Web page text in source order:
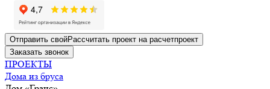
Отправить свойРассчитать проект на расчетпроект
Заказать звонок
ПРОЕКТЫ
Дома из бруса